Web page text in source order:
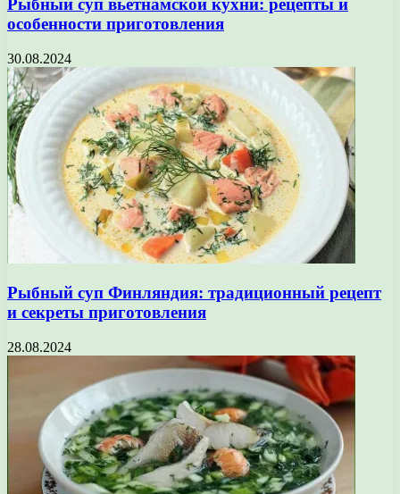
Рыбный суп вьетнамской кухни: рецепты и
особенности приготовления
30.08.2024
Рыбный суп Финляндия: традиционный рецепт
и секреты приготовления
28.08.2024